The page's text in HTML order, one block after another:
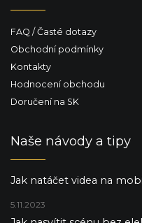
FAQ / Časté dotazy
Obchodní podmínky
Kontakty
Hodnocení obchodu
Doručení na SK
Naše návody a tipy
Jak natáčet videa na
5.11.2023